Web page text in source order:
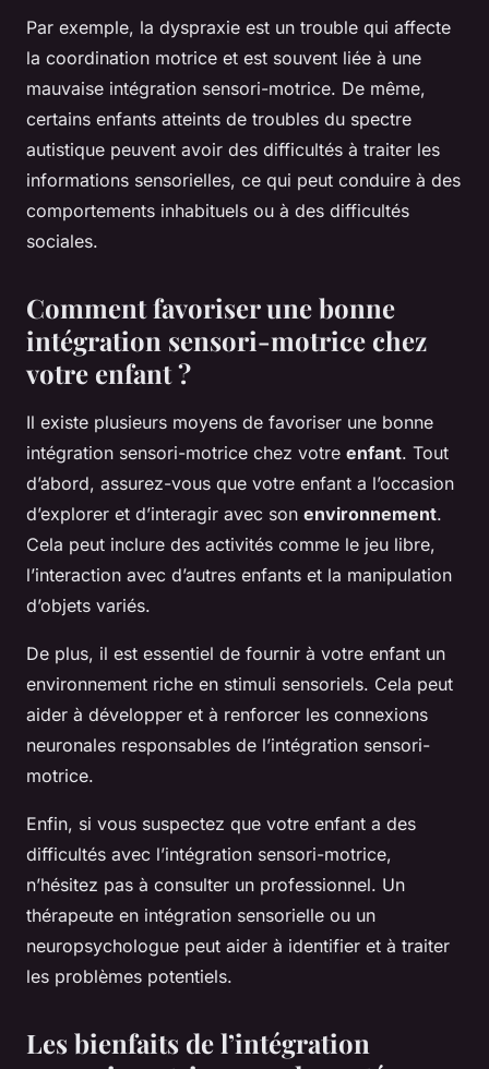
Par exemple, la dyspraxie est un trouble qui affecte
la coordination motrice et est souvent liée à une
mauvaise intégration sensori-motrice. De même,
certains enfants atteints de troubles du spectre
autistique peuvent avoir des difficultés à traiter les
informations sensorielles, ce qui peut conduire à des
comportements inhabituels ou à des difficultés
sociales.
Comment favoriser une bonne
intégration sensori-motrice chez
votre enfant ?
Il existe plusieurs moyens de favoriser une bonne
intégration sensori-motrice chez votre enfant. Tout
d’abord, assurez-vous que votre enfant a l’occasion
d’explorer et d’interagir avec son environnement.
Cela peut inclure des activités comme le jeu libre,
l’interaction avec d’autres enfants et la manipulation
d’objets variés.
De plus, il est essentiel de fournir à votre enfant un
environnement riche en stimuli sensoriels. Cela peut
aider à développer et à renforcer les connexions
neuronales responsables de l’intégration sensori-
motrice.
Enfin, si vous suspectez que votre enfant a des
difficultés avec l’intégration sensori-motrice,
n’hésitez pas à consulter un professionnel. Un
thérapeute en intégration sensorielle ou un
neuropsychologue peut aider à identifier et à traiter
les problèmes potentiels.
Les bienfaits de l’intégration